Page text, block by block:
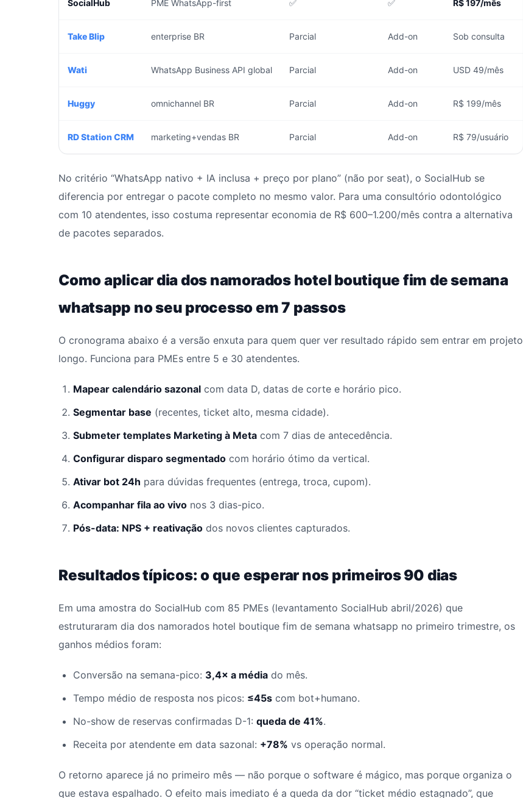
SocialHub PME WhatsApp-first ✅ ✅ R$ 197/mês
Take Blip enterprise BR Parcial Add-on Sob consulta
Wati WhatsApp Business API global Parcial Add-on USD 49/mês
Huggy omnichannel BR Parcial Add-on R$ 199/mês
RD Station CRM marketing+vendas BR Parcial Add-on R$ 79/usuário
No critério “WhatsApp nativo + IA inclusa + preço por plano” (não por seat), o SocialHub se
diferencia por entregar o pacote completo no mesmo valor. Para uma consultório odontológico
com 10 atendentes, isso costuma representar economia de R$ 600–1.200/mês contra a alternativa
de pacotes separados.
Como aplicar dia dos namorados hotel boutique fim de semana
whatsapp no seu processo em 7 passos
O cronograma abaixo é a versão enxuta para quem quer ver resultado rápido sem entrar em projeto
longo. Funciona para PMEs entre 5 e 30 atendentes.
Mapear calendário sazonal com data D, datas de corte e horário pico.
Segmentar base (recentes, ticket alto, mesma cidade).
Submeter templates Marketing à Meta com 7 dias de antecedência.
Configurar disparo segmentado com horário ótimo da vertical.
Ativar bot 24h para dúvidas frequentes (entrega, troca, cupom).
Acompanhar fila ao vivo nos 3 dias-pico.
Pós-data: NPS + reativação dos novos clientes capturados.
Resultados típicos: o que esperar nos primeiros 90 dias
Em uma amostra do SocialHub com 85 PMEs (levantamento SocialHub abril/2026) que
estruturaram dia dos namorados hotel boutique fim de semana whatsapp no primeiro trimestre, os
ganhos médios foram:
Conversão na semana-pico: 3,4× a média do mês.
Tempo médio de resposta nos picos: ≤45s com bot+humano.
No-show de reservas confirmadas D-1: queda de 41%.
Receita por atendente em data sazonal: +78% vs operação normal.
O retorno aparece já no primeiro mês — não porque o software é mágico, mas porque organiza o
que estava espalhado. O efeito mais imediato é a queda da dor “ticket médio estagnado”, que